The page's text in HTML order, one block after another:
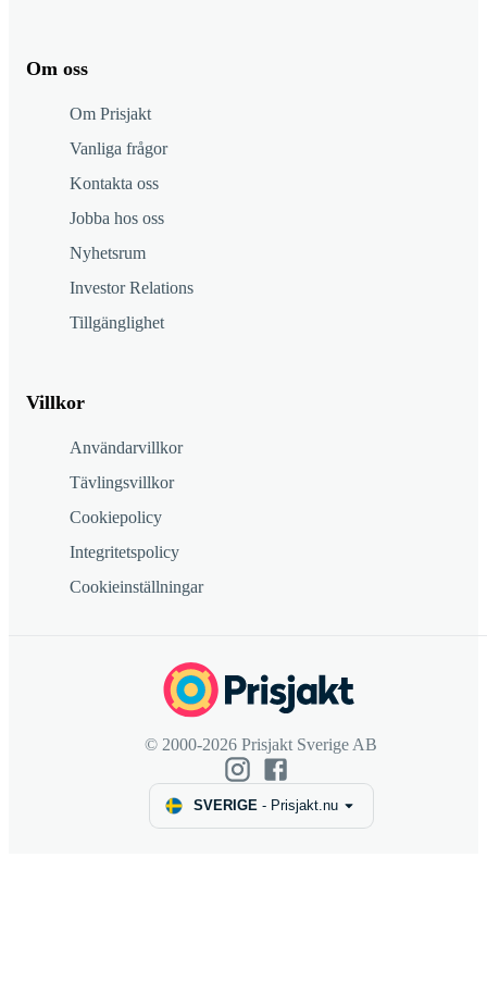
Om oss
Om Prisjakt
Vanliga frågor
Kontakta oss
Jobba hos oss
Nyhetsrum
Investor Relations
Tillgänglighet
Villkor
Användarvillkor
Tävlingsvillkor
Cookiepolicy
Integritetspolicy
Cookieinställningar
© 2000-2026 Prisjakt Sverige AB
SVERIGE- Prisjakt.nu